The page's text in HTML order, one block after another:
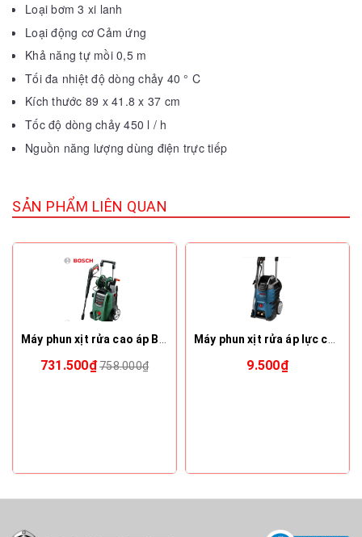
Loại bơm 3 xi lanh
Loại động cơ Cảm ứng
Khả năng tự mồi 0,5 m
Tối đa nhiệt độ dòng chảy 40 ° C
Kích thước 89 x 41.8 x 37 cm
Tốc độ dòng chảy 450 l / h
Nguồn năng lượng dùng điện trực tiếp
SẢN PHẨM LIÊN QUAN
Máy phun xịt rửa cao áp Bosch Aquatak 45-14 X
731.500₫ 758.000₫
Máy phun xịt rửa áp lực cao Bosch Advanced Aquatak 150
9.500₫